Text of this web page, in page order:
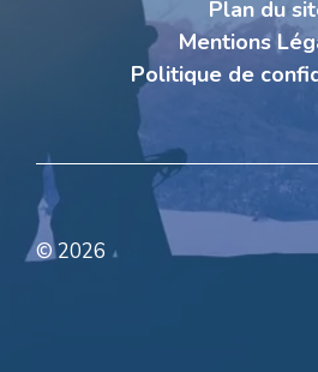
Plan du
Mentions
Politique de
© 2026